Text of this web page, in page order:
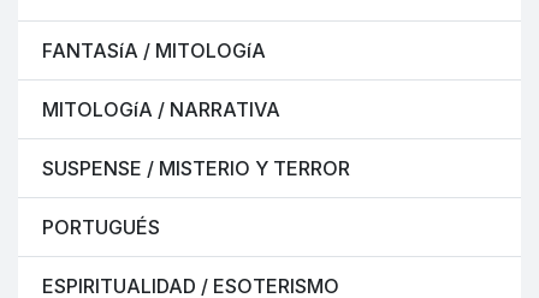
FANTASíA / MITOLOGíA
MITOLOGíA / NARRATIVA
SUSPENSE / MISTERIO Y TERROR
PORTUGUÉS
ESPIRITUALIDAD / ESOTERISMO